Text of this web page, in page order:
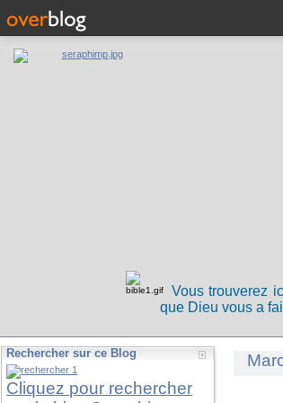
Vous trouverez
que Dieu vous a
Rechercher sur ce Blog
Cliquez pour rechercher